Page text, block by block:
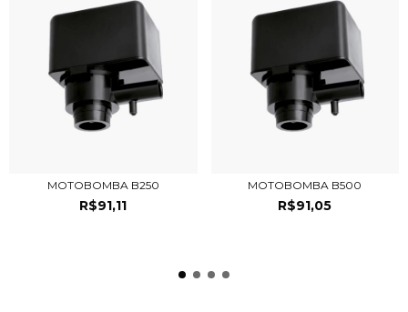
MOTOBOMBA B250
R$91,11
MOTOBOMBA B500
R$91,05